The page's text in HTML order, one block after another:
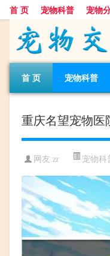
首 页 宠物科普 宠物
首 页 宠物科普
重庆名望宠物医
网友:zr 宠物科